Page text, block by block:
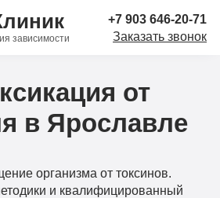
зависимости
+7 903 646-20-71
Заказать звонок
от
в Ярославле
организма от токсинов.
и квалифицированный